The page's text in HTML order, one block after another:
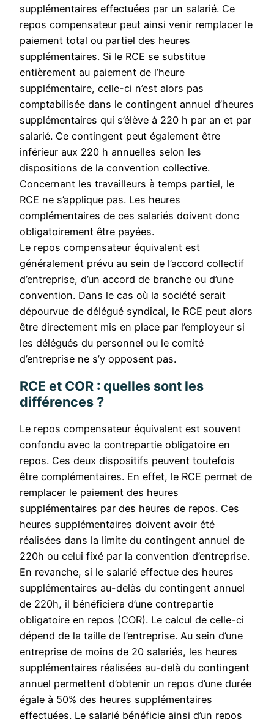
supplémentaires effectuées par un salarié. Ce
repos compensateur peut ainsi venir remplacer le
paiement total ou partiel des heures
supplémentaires. Si le RCE se substitue
entièrement au paiement de l’heure
supplémentaire, celle-ci n’est alors pas
comptabilisée dans le contingent annuel d’heures
supplémentaires qui s’élève à 220 h par an et par
salarié. Ce contingent peut également être
inférieur aux 220 h annuelles selon les
dispositions de la convention collective.
Concernant les travailleurs à temps partiel, le
RCE ne s’applique pas. Les heures
complémentaires de ces salariés doivent donc
obligatoirement être payées.
Le repos compensateur équivalent est
généralement prévu au sein de l’accord collectif
d’entreprise, d’un accord de branche ou d’une
convention. Dans le cas où la société serait
dépourvue de délégué syndical, le RCE peut alors
être directement mis en place par l’employeur si
les délégués du personnel ou le comité
d’entreprise ne s’y opposent pas.
RCE et COR : quelles sont les
différences ?
Le repos compensateur équivalent est souvent
confondu avec la contrepartie obligatoire en
repos. Ces deux dispositifs peuvent toutefois
être complémentaires. En effet, le RCE permet de
remplacer le paiement des heures
supplémentaires par des heures de repos. Ces
heures supplémentaires doivent avoir été
réalisées dans la limite du contingent annuel de
220h ou celui fixé par la convention d’entreprise.
En revanche, si le salarié effectue des heures
supplémentaires au-delàs du contingent annuel
de 220h, il bénéficiera d’une contrepartie
obligatoire en repos (COR). Le calcul de celle-ci
dépend de la taille de l’entreprise. Au sein d’une
entreprise de moins de 20 salariés, les heures
supplémentaires réalisées au-delà du contingent
annuel permettent d’obtenir un repos d’une durée
égale à 50% des heures supplémentaires
effectuées. Le salarié bénéficie ainsi d’un repos